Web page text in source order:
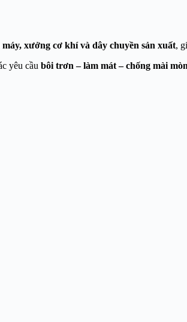
máy, xưởng cơ khí và dây chuyền sản xuất,
yêu cầu bôi trơn – làm mát – chống mài mòn